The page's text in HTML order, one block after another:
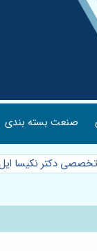
صنعت بسته بندی
تخصصی دکتر نکیسا